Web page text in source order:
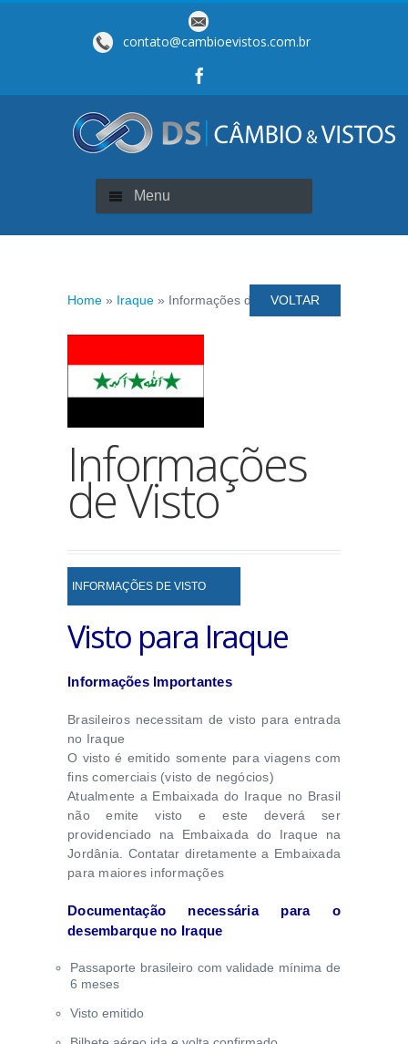
contato@cambioevistos.com.br
Menu
Home » Iraque » Informações de VistoVOLTAR
Informações
de Visto
INFORMAÇÕES DE VISTO
Visto para Iraque
Informações Importantes
Brasileiros necessitam de visto para entrada
no Iraque
O visto é emitido somente para viagens com
fins comerciais (visto de negócios)
Atualmente a Embaixada do Iraque no Brasil
não emite visto e este deverá ser
providenciado na Embaixada do Iraque na
Jordânia. Contatar diretamente a Embaixada
para maiores informações
Documentação necessária para o
desembarque no Iraque
Passaporte brasileiro com validade mínima de
6 meses
Visto emitido